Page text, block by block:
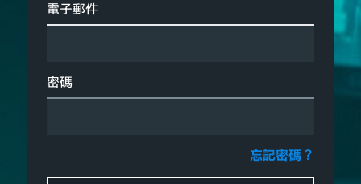
電子郵件
密碼
忘記密碼？